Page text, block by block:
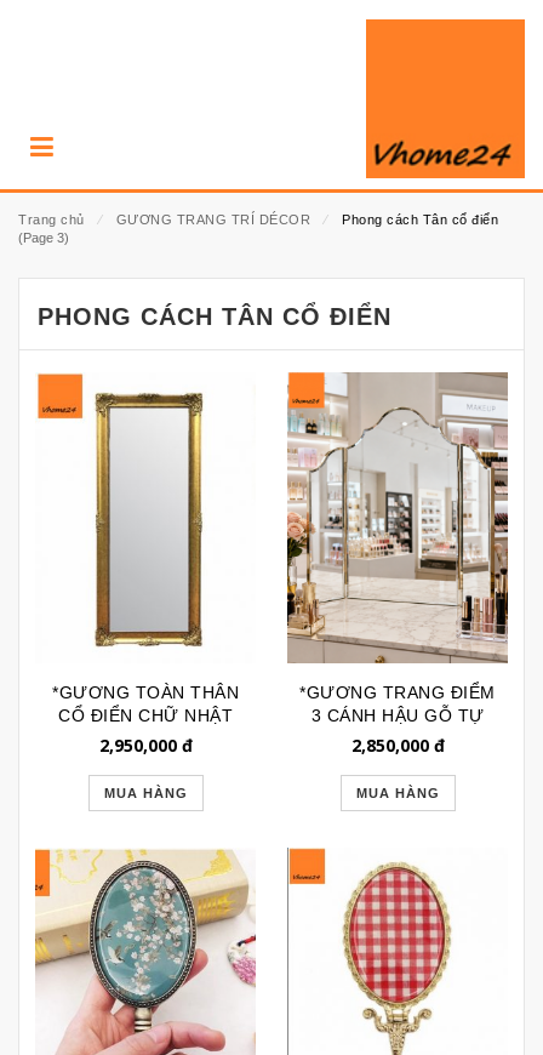
Trang chủ ⁄ GƯƠNG TRANG TRÍ DÉCOR ⁄
Phong cách Tân cổ điển
(Page 3)
PHONG CÁCH TÂN CỔ ĐIỂN
*GƯƠNG TOÀN THÂN
CỔ ĐIỂN CHỮ NHẬT
HOA GÓC GSTT113
2,950,000đ
MUA HÀNG
*GƯƠNG TRANG ĐIỂM
3 CÁNH HẬU GỖ TỰ
NHIÊN GTR267B
2,850,000đ
MUA HÀNG